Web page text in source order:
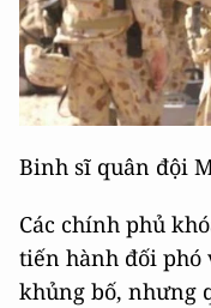
Binh sĩ quân đội
Các chính phủ
tiến hành đối phó
khủng bố, nhưng